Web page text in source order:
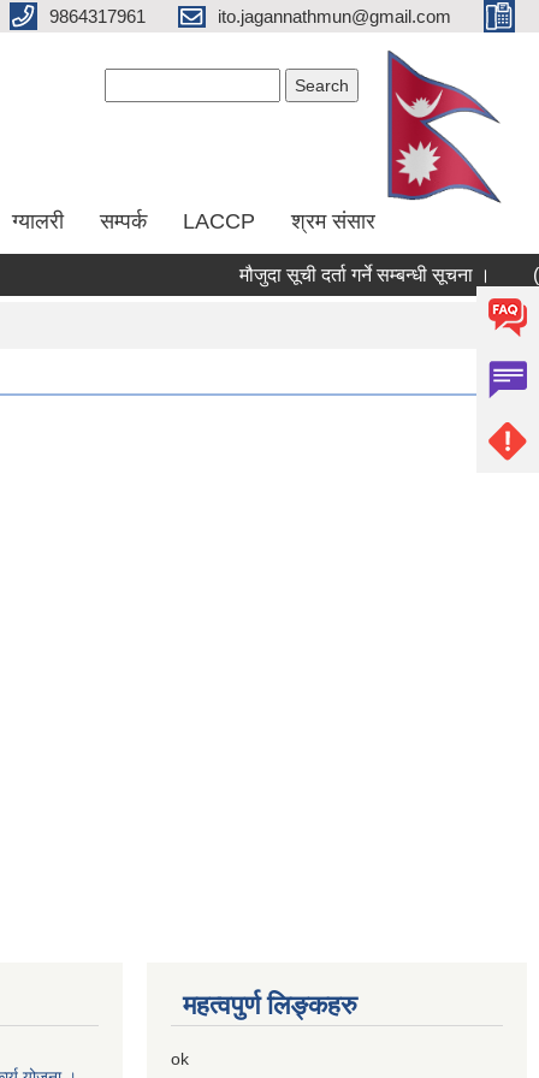
9864317961 ito.jagannathmun@gmail.com
ग्यालरी सम्पर्क LACCP श्रम संसार
मौजुदा सूची दर्ता गर्ने सम्बन्धी सूचना ।
महत्वपुर्ण लिङ्कहरु
ok